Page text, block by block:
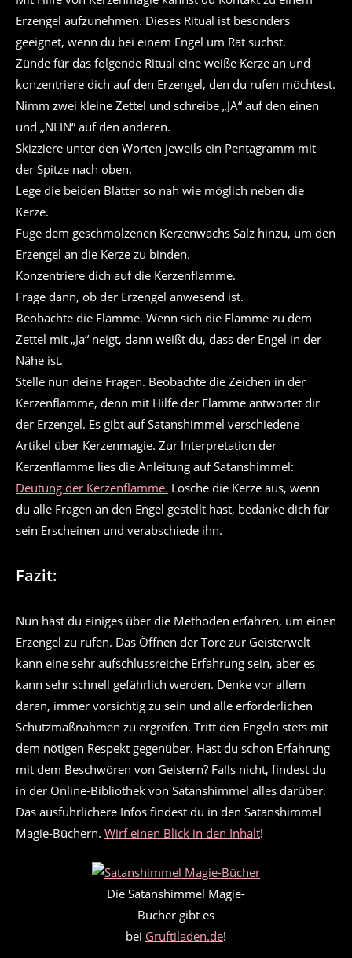
Erzengel aufzunehmen. Dieses Ritual ist besonders
geeignet, wenn du bei einem Engel um Rat suchst.
Zünde für das folgende Ritual eine weiße Kerze an und
konzentriere dich auf den Erzengel, den du rufen möchtest.
Nimm zwei kleine Zettel und schreibe „JA“ auf den einen
und „NEIN“ auf den anderen.
Skizziere unter den Worten jeweils ein Pentagramm mit
der Spitze nach oben.
Lege die beiden Blätter so nah wie möglich neben die
Kerze.
Füge dem geschmolzenen Kerzenwachs Salz hinzu, um den
Erzengel an die Kerze zu binden.
Konzentriere dich auf die Kerzenflamme.
Frage dann, ob der Erzengel anwesend ist.
Beobachte die Flamme. Wenn sich die Flamme zu dem
Zettel mit „Ja“ neigt, dann weißt du, dass der Engel in der
Nähe ist.
Stelle nun deine Fragen. Beobachte die Zeichen in der
Kerzenflamme, denn mit Hilfe der Flamme antwortet dir
der Erzengel. Es gibt auf Satanshimmel verschiedene
Artikel über Kerzenmagie. Zur Interpretation der
Kerzenflamme lies die Anleitung auf Satanshimmel:
Deutung der Kerzenflamme. Lösche die Kerze aus, wenn
du alle Fragen an den Engel gestellt hast, bedanke dich für
sein Erscheinen und verabschiede ihn.
Fazit:
Nun hast du einiges über die Methoden erfahren, um einen
Erzengel zu rufen. Das Öffnen der Tore zur Geisterwelt
kann eine sehr aufschlussreiche Erfahrung sein, aber es
kann sehr schnell gefährlich werden. Denke vor allem
daran, immer vorsichtig zu sein und alle erforderlichen
Schutzmaßnahmen zu ergreifen. Tritt den Engeln stets mit
dem nötigen Respekt gegenüber. Hast du schon Erfahrung
mit dem Beschwören von Geistern? Falls nicht, findest du
in der Online-Bibliothek von Satanshimmel alles darüber.
Das ausführlichere Infos findest du in den Satanshimmel
Magie-Büchern. Wirf einen Blick in den Inhalt!
Die Satanshimmel Magie-
Bücher gibt es
bei Gruftiladen.de!